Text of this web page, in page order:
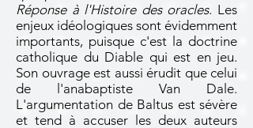
Réponse à l'Histoire des oracles. Les
enjeux idéologiques sont évidemment
importants, puisque c'est la doctrine
catholique du Diable qui est en jeu.
Son ouvrage est aussi érudit que celui
de l'anabaptiste Van Dale.
L'argumentation de Baltus est sévère
et tend à accuser les deux auteurs